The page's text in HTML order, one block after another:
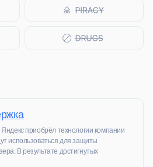
приобрёл технологии компании
использоваться для защиты
В результате достигнутых